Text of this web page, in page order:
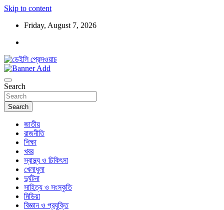
Skip to content
Friday, August 7, 2026
ডেইলি প্রেসওয়াচ
Search
Search
জাতীয়
রাজনীতি
শিক্ষা
খবর
স্বাস্থ্য ও চিকিৎসা
খেলাধুলা
দুর্ঘটনা
সাহিত্য ও সংস্কৃতি
মিডিয়া
বিজ্ঞান ও প্রযুক্তি